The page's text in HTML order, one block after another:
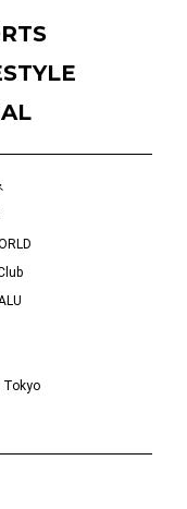
Tokyo